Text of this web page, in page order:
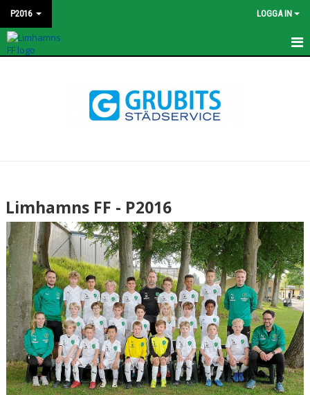
P2016 LOGGA IN
MATCHER
DOKUMENT
KALENDER
Limhamns FF - P2016